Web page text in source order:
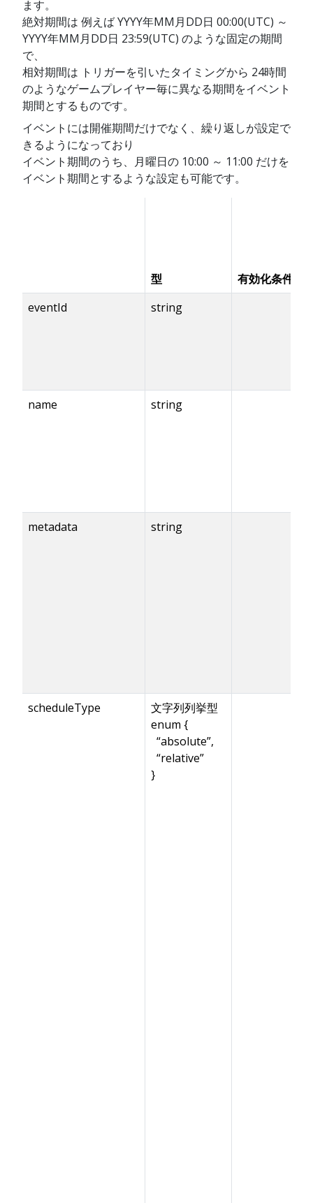
ます。
絶対期間は 例えば YYYY年MM月DD日 00:00(UTC) ～
YYYY年MM月DD日 23:59(UTC) のような固定の期間
で、
相対期間は トリガーを引いたタイミングから 24時間
のようなゲームプレイヤー毎に異なる期間をイベント
期間とするものです。
イベントには開催期間だけでなく、繰り返しが設定で
きるようになっており
イベント期間のうち、月曜日の 10:00 ～ 11:00 だけを
イベント期間とするような設定も可能です。
型
有効化条件
eventId
string
name string
metadata string
scheduleType
文字列列挙型
enum {
“absolute”,
“relative”
}